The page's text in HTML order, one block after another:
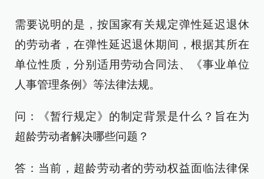
需要说明的是，按国家有关规定弹性延迟退休
的劳动者，在弹性延迟退休期间，根据其所在
单位性质，分别适用劳动合同法、《事业单位
人事管理条例》等法律法规。
问：《暂行规定》的制定背景是什么？旨在为
超龄劳动者解决哪些问题？
答：当前，超龄劳动者的劳动权益面临法律保